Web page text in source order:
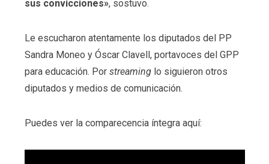
sus convicciones», sostuvo.
Le escucharon atentamente los diputados del PP
Sandra Moneo y Óscar Clavell, portavoces del GPP
para educación. Por streaminglo siguieron otros
diputados y medios de comunicación.
Puedes ver la comparecencia íntegra aquí: